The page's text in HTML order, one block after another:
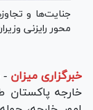
جنایت‌ها و
محور رایزنی
خبرگزاری میزان -
خارجه پاکستان